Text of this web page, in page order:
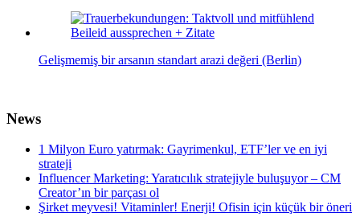
Gelişmemiş bir arsanın standart arazi değeri (Berlin)
News
1 Milyon Euro yatırmak: Gayrimenkul, ETF’ler ve en iyi
strateji
Influencer Marketing: Yaratıcılık stratejiyle buluşuyor – CM
Creator’ın bir parçası ol
Şirket meyvesi! Vitaminler! Enerji! Ofisin için küçük bir öneri